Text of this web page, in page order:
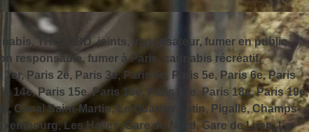
THC, CBD, joints, vaporisateur, fumer en public,
responsable, fumer à Paris, cannabis récréatif,
Paris 2e, Paris 3e, Paris 4e, Paris 5e, Paris 6e, Paris
14e, Paris 15e, Paris 16e, Paris 17e, Paris 18e, Paris 19e,
Canal Saint-Martin, Le Quartier Latin, Pigalle, Champs-
Les Halles, Gare du Nord, Gare de Lyon, La